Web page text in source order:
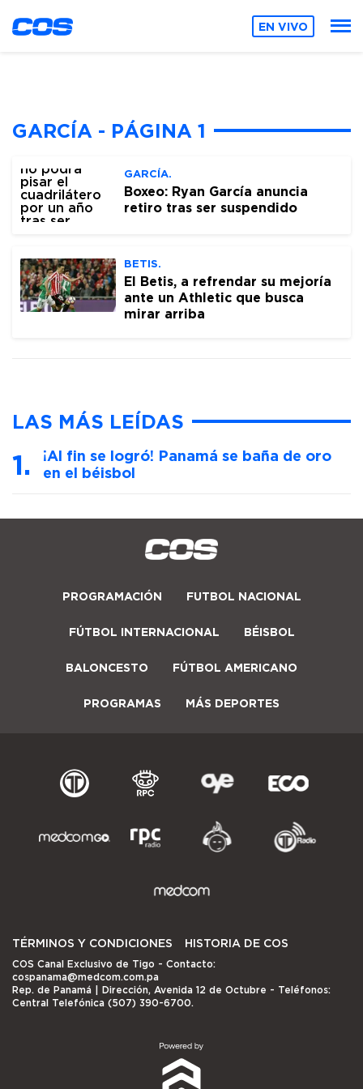
EN VIVO
GARCÍA - PÁGINA 1
GARCÍA.
Boxeo: Ryan García anuncia
retiro tras ser suspendido
BETIS.
El Betis, a refrendar su mejoría
ante un Athletic que busca
mirar arriba
LAS MÁS LEÍDAS
¡Al fin se logró! Panamá se baña de oro
en el béisbol
PROGRAMACIÓN FUTBOL NACIONAL
FÚTBOL INTERNACIONAL BÉISBOL
BALONCESTO FÚTBOL AMERICANO
PROGRAMAS MÁS DEPORTES
TÉRMINOS Y CONDICIONES HISTORIA DE COS
COS Canal Exclusivo de Tigo - Contacto:
cospanama@medcom.com.pa
Rep. de Panamá | Dirección, Avenida 12 de Octubre - Teléfonos:
Central Telefónica (507) 390-6700.